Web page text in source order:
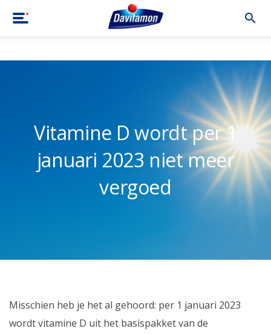
Vitamine D wordt per 1
januari 2023 niet meer
vergoed
Misschien heb je het al gehoord: per 1 januari 2023
wordt vitamine D uit het basispakket van de